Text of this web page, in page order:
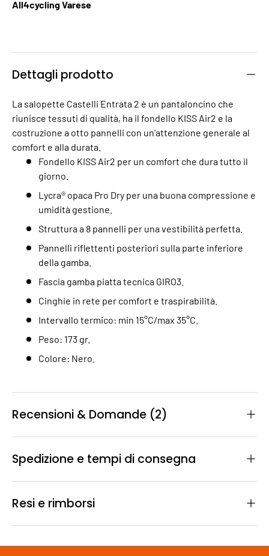
All4cycling Varese
Dettagli prodotto
La salopette Castelli Entrata 2 è un pantaloncino che
riunisce tessuti di qualità, ha il fondello KISS Air2 e la
costruzione a otto pannelli con un'attenzione generale al
comfort e alla durata.
Fondello KISS Air2 per un comfort che dura tutto il
giorno.
Lycra® opaca Pro Dry per una buona compressione e
umidità gestione.
Struttura a 8 pannelli per una vestibilità perfetta.
Pannelli riflettenti posteriori sulla parte inferiore
della gamba.
Fascia gamba piatta tecnica GIRO3.
Cinghie in rete per comfort e traspirabilità.
Intervallo termico: min 15°C/max 35°C.
Peso: 173 gr.
Colore: Nero.
Recensioni & Domande (2)
Spedizione e tempi di consegna
Resi e rimborsi